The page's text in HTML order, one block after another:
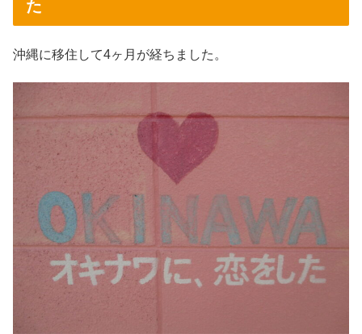
た
沖縄に移住して4ヶ月が経ちました。